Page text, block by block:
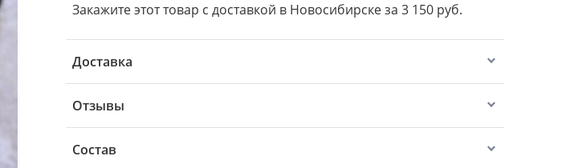
Закажите этот товар с доставкой в Новосибирске за 3 150 руб.
Доставка
Отзывы
Состав